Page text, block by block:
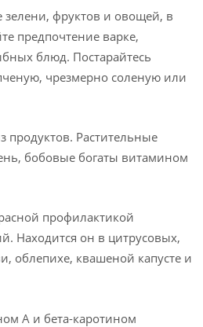
зелени, фруктов и овощей, в
предпочтение варке,
блюд. Постарайтесь
чрезмерно соленую или
Растительные
бобовые богаты витамином
профилактикой
Находится он в цитрусовых,
облепихе, квашеной капусте и
A и бета-каротином